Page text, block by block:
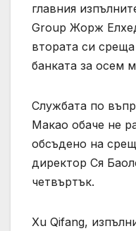
главния
Group Жорж
втората си
банката за осем
Службата по
Макао обаче не
обсъдено на
директор Ся
четвъртък.
Xu Qifang,